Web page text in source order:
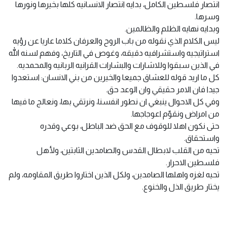
انتصار فلسطين الكامل، بدايه انتصار الانسانيه كلها بخيرها ونورها
وسرها.
وبدايه نهايه الظلم والظالمين.
ليس الكلام الذي نقوله من باب الروح والعرفان كلاما عاريا عن رؤيه
استراتيجيه واستشرافيه دقيقه، وغوص في التاريخ، وفهم لسنه الله
في الذين سبقوا وللاشارات والبشارات القرانيه الربانيه والمحمديه.
كل ما اريد قوله للعشاق جميعا والخيرين من بني الانسان: استعدوا
جيدا فان الامر حقيقي وان الوعد حق.
وفي كل الاحوال ينبغي ان نطور انفسنا، ونرتقي بها، ونعالج ما فيها
من امراض ونقوّم اعوجاجها.
حتى نكون اهلا للوقوف مع الحق ضد الباطل، بوعي وقدره
واستحقاق.
تحيه من القلب لابطال القدس والصامدين الثابتين، ولأهل
فلسطين الاحرار.
تحيه لغزه واهلها الصامدين، ولكل الذين اختاروا طريق المقاومه، ولم
يختار طريق الذل والخنوع.